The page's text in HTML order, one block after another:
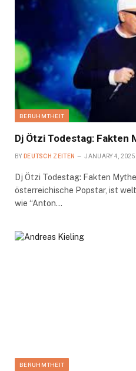
BERUHMTHEIT
Dj Ötzi Todestag: Fakten
BY DEUTSCH ZEITEN JANUARY 4, 2025
Dj Ötzi Todestag: Fakten
österreichische Popstar, ist
wie “Anton…
BERUHMTHEIT